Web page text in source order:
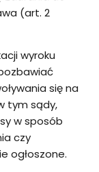
(art. 2
wyroku
się na
tym sądy,
w sposób
czy
ogłoszone.